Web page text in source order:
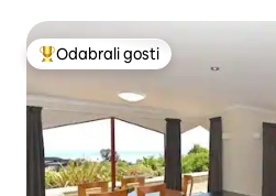
Među najviše rangiranima s
Odabrali gosti